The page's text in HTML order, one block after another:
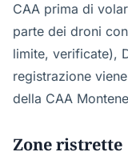
CAA prima di
parte dei droni
limite, verificate),
registrazione
della CAA
Zone ristrette